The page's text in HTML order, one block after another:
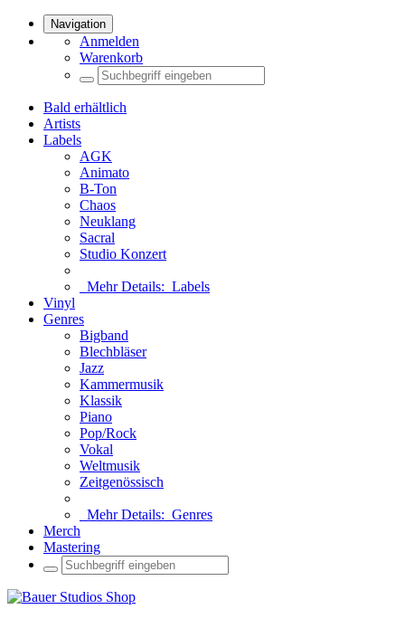
Navigation
Anmelden
Warenkorb
Bald erhältlich
Artists
Labels
AGK
Animato
B-Ton
Chaos
Neuklang
Sacral
Studio Konzert
Mehr Details: Labels
Vinyl
Genres
Bigband
Blechbläser
Jazz
Kammermusik
Klassik
Piano
Pop/Rock
Vokal
Weltmusik
Zeitgenössisch
Mehr Details: Genres
Merch
Mastering